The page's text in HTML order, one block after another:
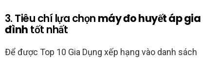
3. Tiêu chí lựa chọn máy đo huyết áp gia
đình tốt nhất
Để được Top 10 Gia Dụng xếp hạng vào danh sách